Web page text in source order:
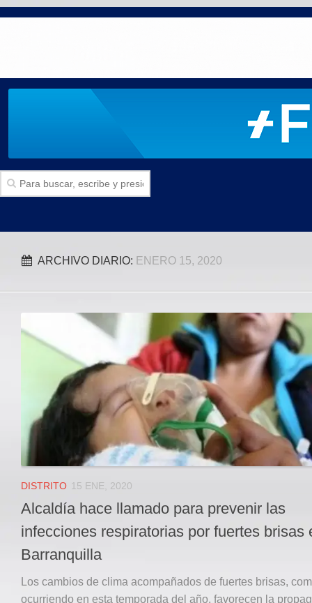
SECCIONES
Politica
Local
Deportes
JUDICIAL
ÁREA METROPOLITANA
REGIONAL
DEPARTAMENTAL
Registro ISSN: 2711-3299
ARCHIVO DIARIO: ENERO 15, 2020
DISTRITO 15 ENE, 2020
Alcaldía hace llamado para prevenir las
infecciones respiratorias por fuertes brisas
Barranquilla
Los cambios de clima acompañados de fuertes brisas,
ocurriendo en esta temporada del año, favorecen la